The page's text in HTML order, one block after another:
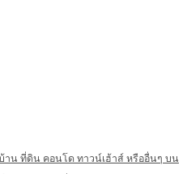
น ที่ดิน คอนโด ทาวน์เฮ้าส์ หรืออื่นๆ บน